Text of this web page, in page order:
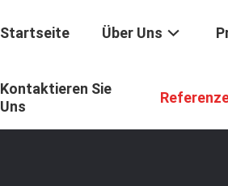
Startseite Über Uns
Kontaktieren Sie
Uns
/ Trockenmittel Des Molekularsieb-3A